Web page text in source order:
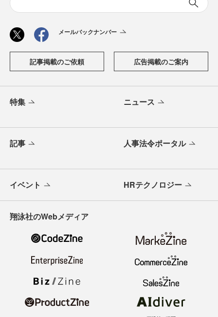
メールバックナンバー
記事掲載のご依頼 広告掲載のご案内
特集 ニュース
記事 人事法令ポータル
イベント HRテクノロジー
翔泳社のWebメディア